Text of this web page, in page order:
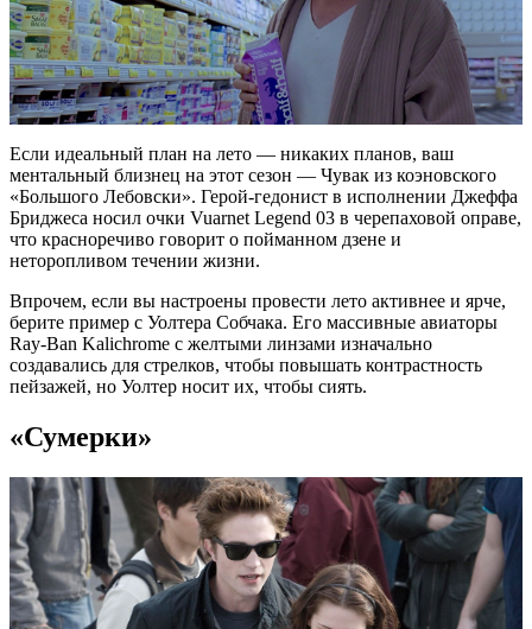
Если идеальный план на лето — никаких планов, ваш
ментальный близнец на этот сезон — Чувак из коэновского
«Большого Лебовски». Герой-гедонист в исполнении Джеффа
Бриджеса носил очки Vuarnet Legend 03 в черепаховой оправе,
что красноречиво говорит о пойманном дзене и
неторопливом течении жизни.
Впрочем, если вы настроены провести лето активнее и ярче,
берите пример с Уолтера Собчака. Его массивные авиаторы
Ray-Ban Kalichrome с желтыми линзами изначально
создавались для стрелков, чтобы повышать контрастность
пейзажей, но Уолтер носит их, чтобы сиять.
«Сумерки»